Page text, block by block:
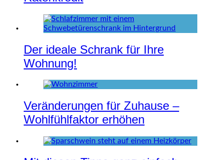
Der ideale Schrank für Ihre
Wohnung!
Veränderungen für Zuhause –
Wohlfühlfaktor erhöhen